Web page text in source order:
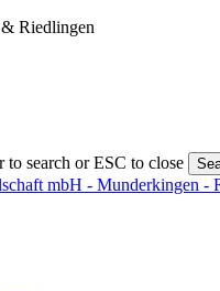
Riedlingen
to search or ESC to close